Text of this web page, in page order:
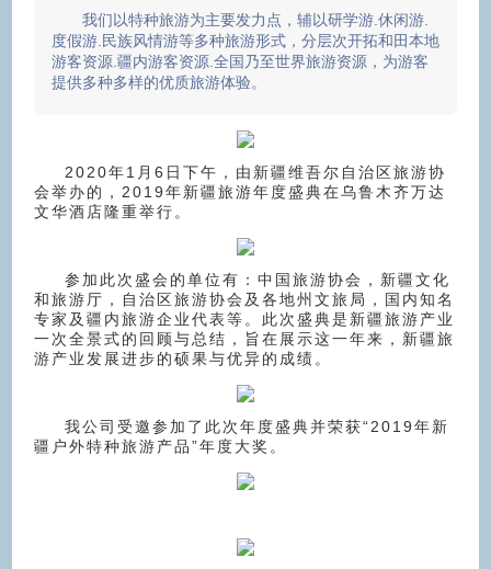
我们以特种旅游为主要发力点，辅以研学游.休闲游.
度假游.民族风情游等多种旅游形式，分层次开拓和田本地
游客资源.疆内游客资源.全国乃至世界旅游资源，为游客
提供多种多样的优质旅游体验。
2020年1月6日下午，由新疆维吾尔自治区旅游协
会举办的，2019年新疆旅游年度盛典在乌鲁木齐万达
文华酒店隆重举行。
参加此次盛会的单位有：中国旅游协会，新疆文化
和旅游厅，自治区旅游协会及各地州文旅局，国内知名
专家及疆内旅游企业代表等。此次盛典是新疆旅游产业
一次全景式的回顾与总结，旨在展示这一年来，新疆旅
游产业发展进步的硕果与优异的成绩。
我公司受邀参加了此次年度盛典并荣获“2019年新
疆户外特种旅游产品”年度大奖。